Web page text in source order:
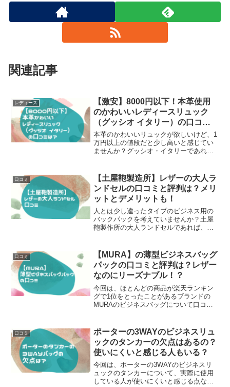
関連記事
レディース
【激安】8000円以下！本革使用
のかわいいレディースリュック
（グッシオ イタリー）の口コミ
は？
本革のかわいいリュックが欲しいけど、1
万円以上の値段だと少し高いと感じてい
ませんか？グッシオ・イタリーであれ
安すぎて少し不安、、、という人のため
に、グッシオ・イタリーがどんなブラン
ドで、そのリュックがどんな評判なのか
をご紹介しますね。
口コミ
【土屋鞄製造所】レザーの大人ラ
ンドセルの口コミと評判は？メリ
ットとデメリットも！
人とは少し違ったタイプのビジネス用の
バックパックを考えていませんか？土屋
鞄製作所の大人ランドセルであれば、形
大人ランドセルを口コミとその評判を合
わせてご紹介しようと思います。もとも
と土屋鞄製作所は、子供用のランドセル
から事業をスタートしている会社であ
り、ランドセル作りとしてはベテランな
んです。
口コミ
【MURA】の薄型ビジネスバッグ
パックの口コミと評判は？レザー
なのにリーズナブル！？
今回は、ほとんどの商品が楽天ランキン
グで1位をとったことがあるブランドの
MURAのビジネスバッグについて口コミ
本当に満足のできる製品しか販売しな
い"と言っていて常にいい製品を届けるた
めに改良し向上し続けているとても信頼
できるブランドなんです。機能性が抜群
なだけでなく価格がリーズナブルで本革
なのに、合皮と同じくらいの値段で購入
できてしまいます。
口コミ
ポーターの3WAYのビジネスリュ
ックのタンカーの欠点はあるの？
使いにくいと感じる人もいる？
今回は、ポーターの3WAYのビジネスリ
ュックのタンカーについて、実際に使用
している人が使いにくいと感じる点など